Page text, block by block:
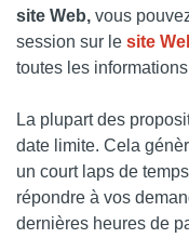
site Web, vous
session sur le site
toutes les
La plupart des
date limite. Cela
un court laps de
répondre à vos
dernières heures de